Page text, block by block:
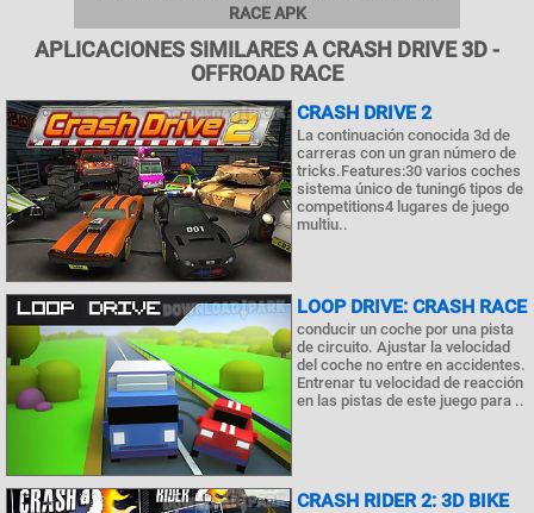
RACE APK
APLICACIONES SIMILARES A CRASH DRIVE 3D -
OFFROAD RACE
CRASH DRIVE 2
La continuación conocida 3d de
carreras con un gran número de
tricks.Features:30 varios coches
sistema único de tuning6 tipos de
competitions4 lugares de juego
multiu..
LOOP DRIVE: CRASH RACE
conducir un coche por una pista
de circuito. Ajustar la velocidad
del coche no entre en accidentes.
Entrenar tu velocidad de reacción
en las pistas de este juego para ..
CRASH RIDER 2: 3D BIKE